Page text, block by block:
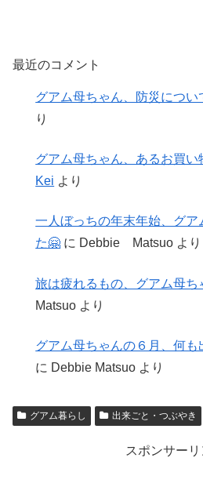
最近のコメント
グアム母ちゃん、防災につい
り
グアム母ちゃん、あるお買い
Kei より
一人ぼっちの年末年始、グア
た🤗 に Debbie Matsuo より
旅は疲れるもの、グアム母ち
Matsuo より
グアム母ちゃんの６月、何
に Debbie Matsuo より
グアム暮らし 出来ごと・つぶやき
スポンサーリ